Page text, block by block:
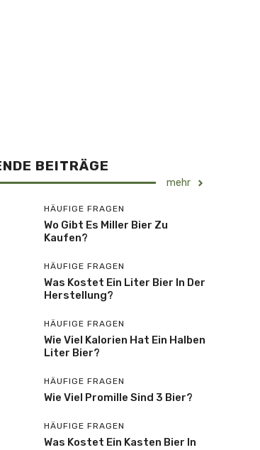
BEITRÄGE
mehr
HÄUFIGE FRAGEN
Wo Gibt Es Miller Bier Zu
Kaufen?
HÄUFIGE FRAGEN
Was Kostet Ein Liter Bier In Der
Herstellung?
HÄUFIGE FRAGEN
Wie Viel Kalorien Hat Ein Halben
Liter Bier?
HÄUFIGE FRAGEN
Wie Viel Promille Sind 3 Bier?
HÄUFIGE FRAGEN
Was Kostet Ein Kasten Bier In